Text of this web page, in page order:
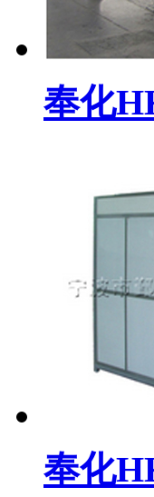
奉化
奉化